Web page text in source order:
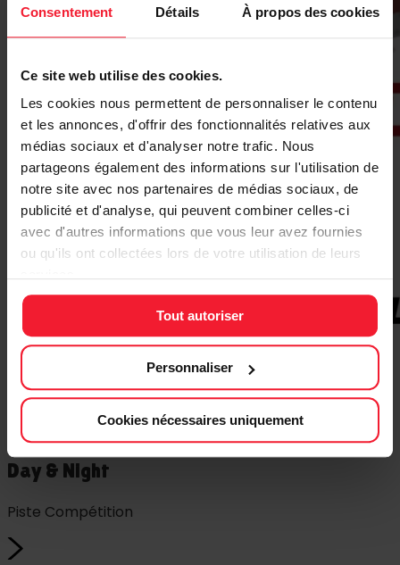
Consentement Détails À propos des cookies
Ce site web utilise des cookies.
Les cookies nous permettent de personnaliser le contenu
et les annonces, d'offrir des fonctionnalités relatives aux
médias sociaux et d'analyser notre trafic. Nous
partageons également des informations sur l'utilisation de
notre site avec nos partenaires de médias sociaux, de
publicité et d'analyse, qui peuvent combiner celles-ci
avec d'autres informations que vous leur avez fournies
ou qu'ils ont collectées lors de votre utilisation de leurs
Tout autoriser
Personnaliser
Cookies nécessaires uniquement
02 juillet 2026
Day & Night
Piste Compétition